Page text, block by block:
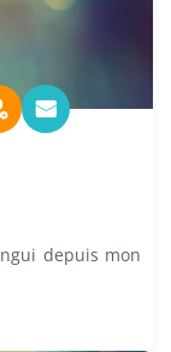
depuis mon